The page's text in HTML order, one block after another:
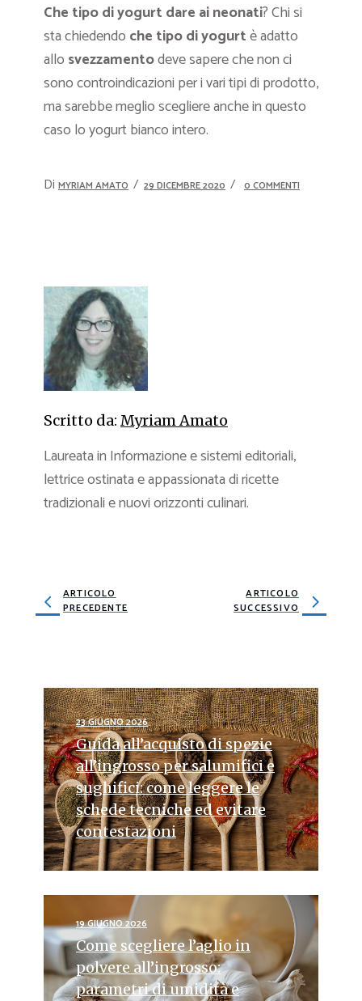
Che tipo di yogurt dare ai neonati? Chi si
sta chiedendo che tipo di yogurtè adatto
allo svezzamentodeve sapere che non ci
sono controindicazioni per i vari tipi di prodotto,
ma sarebbe meglio scegliere anche in questo
caso lo yogurt bianco intero.
Di MYRIAM AMATO 29 DICEMBRE 2020 0 COMMENTI
Scritto da: Myriam Amato
Laureata in Informazione e sistemi editoriali,
lettrice ostinata e appassionata di ricette
tradizionali e nuovi orizzonti culinari.
ARTICOLO
PRECEDENTE
ARTICOLO
SUCCESSIVO
23 GIUGNO 2026
Guida all’acquisto di spezie
all’ingrosso per salumifici e
sughifici: come leggere le
schede tecniche ed evitare
contestazioni
19 GIUGNO 2026
Come scegliere l’aglio in
polvere all’ingrosso:
parametri di umidità e